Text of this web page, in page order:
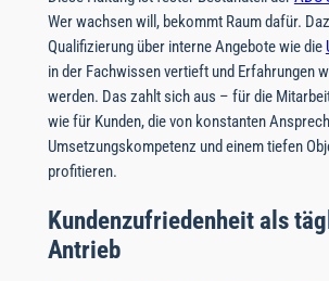
Wer wachsen will, bekommt Raum dafür.
Qualifizierung über interne Angebote wie die
in der Fachwissen vertieft und Erfahrungen
werden. Das zahlt sich aus – für die
wie für Kunden, die von konstanten
Umsetzungskompetenz und einem tiefen
profitieren.
Kundenzufriedenheit als
Antrieb